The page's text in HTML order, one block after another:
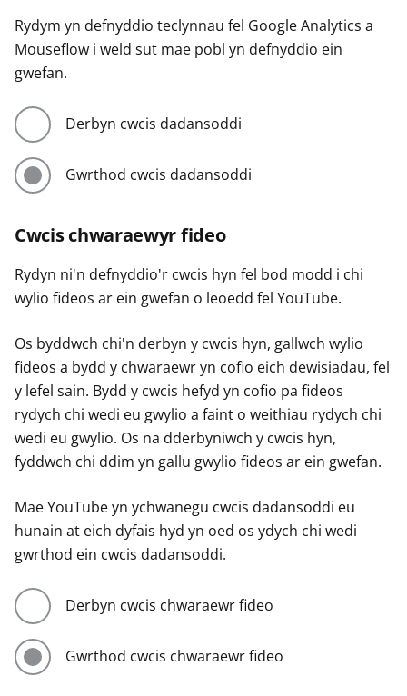
Rydym yn defnyddio teclynnau fel Google Analytics a
Mouseflow i weld sut mae pobl yn defnyddio ein
gwefan.
Derbyn cwcis dadansoddi
Gwrthod cwcis dadansoddi
Cwcis chwaraewyr fideo
Rydyn ni'n defnyddio'r cwcis hyn fel bod modd i chi
wylio fideos ar ein gwefan o leoedd fel YouTube.
Os byddwch chi'n derbyn y cwcis hyn, gallwch wylio
fideos a bydd y chwaraewr yn cofio eich dewisiadau, fel
y lefel sain. Bydd y cwcis hefyd yn cofio pa fideos
rydych chi wedi eu gwylio a faint o weithiau rydych chi
wedi eu gwylio. Os na dderbyniwch y cwcis hyn,
fyddwch chi ddim yn gallu gwylio fideos ar ein gwefan.
Mae YouTube yn ychwanegu cwcis dadansoddi eu
hunain at eich dyfais hyd yn oed os ydych chi wedi
gwrthod ein cwcis dadansoddi.
Derbyn cwcis chwaraewr fideo
Gwrthod cwcis chwaraewr fideo